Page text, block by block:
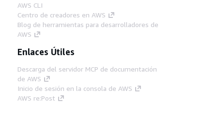
AWS CLI
Centro de creadores en AWS
Blog de herramientas para desarrolladores de
AWS
Enlaces Útiles
Descarga del servidor MCP de documentación
de AWS
Inicio de sesión en la consola de AWS
AWS re:Post